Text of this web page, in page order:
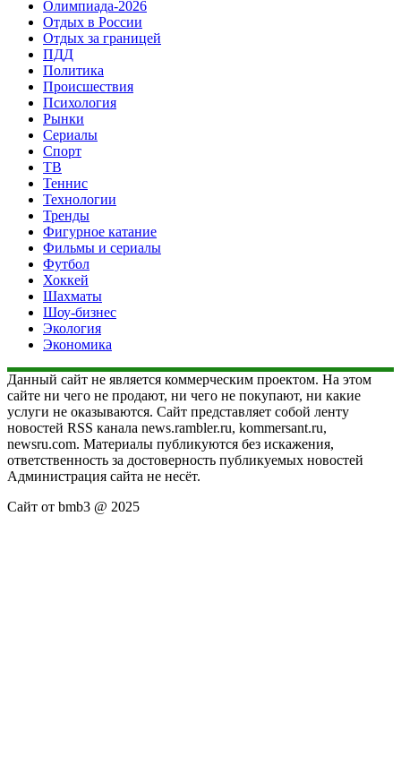
Олимпиада-2026
Отдых в России
Отдых за границей
ПДД
Политика
Происшествия
Психология
Рынки
Сериалы
Спорт
ТВ
Теннис
Технологии
Тренды
Фигурное катание
Фильмы и сериалы
Футбол
Хоккей
Шахматы
Шоу-бизнес
Экология
Экономика
Данный сайт не является коммерческим проектом. На этом
сайте ни чего не продают, ни чего не покупают, ни какие
услуги не оказываются. Сайт представляет собой ленту
новостей RSS канала news.rambler.ru, kommersant.ru,
newsru.com. Материалы публикуются без искажения,
ответственность за достоверность публикуемых новостей
Администрация сайта не несёт.
Сайт от bmb3 @ 2025